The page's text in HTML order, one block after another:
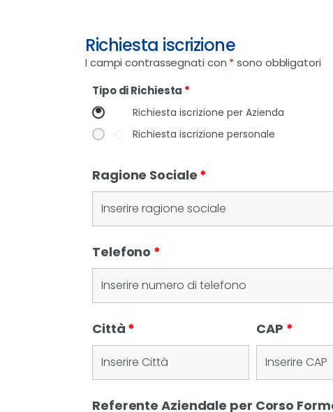
Richiesta iscrizione
I campi contrassegnati con *sono obbligatori
Tipo di Richiesta *
Richiesta iscrizione per Azienda
Richiesta iscrizione personale
Ragione Sociale *
Telefono *
Città * CAP *
Referente Aziendale per Corso